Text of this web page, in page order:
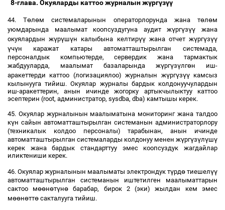
8-глава. Окуяларды каттоо журналын жүргүзүү
44. Төлөм системаларынын операторлорунда жана төлөм
уюмдарында маалымат коопсуздугуна аудит жүргүзүү жана
окуялардын жүрүшүн калыбына келтирүүжана отчет жүргүзүү
үчүн каражат катары автоматташтырылган системада,
персоналдык компьютерде, сервердик жана тармактык
жабдууларда, маалымат базаларында жүргүзүлгөн иш-
аракеттерди каттоо (логизациялоо) журналын жүргүзүүкамсыз
кылынууга тийиш. Окуялар журналы бардык колдонуучулардын
иш-аракеттерин, анын ичинде жогорку артыкчылыктуу каттоо
эсептерин (root, администратор, sysdba, dba) камтышы керек.
45. Окуялар журналынын маалыматына мониторинг жана талдоо
күн сайын автоматташтырылган системанын администраторлору
(техникалык колдоо персоналы) тарабынан, анын ичинде
автоматташтырылган системаларды колдонуу менен жүргүзүлүшү
керек жана бардык стандарттуу эмес коопсуздук жагдайлар
иликтениши керек.
46. Окуялар журналынын маалыматы электрондук түрдө тиешелүү
автоматташтырылган системанын иштетилген маалыматтарын
сактоо мөөнөтүнө барабар, бирок 2 (эки) жылдан кем эмес
мөөнөттө сакталууга тийиш.